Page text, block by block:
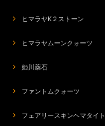
ヒマラヤK２ストーン
ヒマラヤムーンクォーツ
姫川薬石
ファントムクォーツ
フェアリースキンヘマタイト